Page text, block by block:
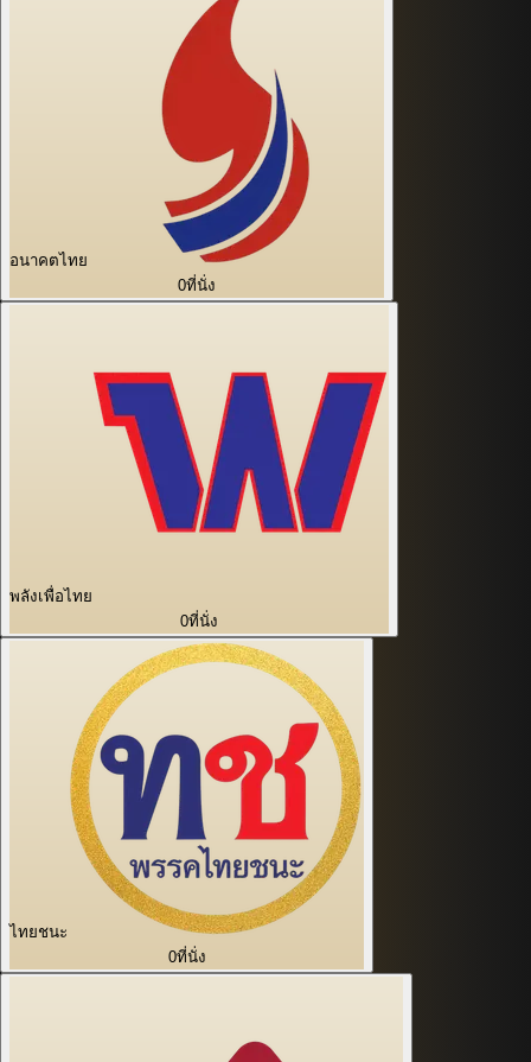
อนาคตไทย
0ที่นั่ง
พลังเพื่อไทย
0ที่นั่ง
ไทยชนะ
0ที่นั่ง